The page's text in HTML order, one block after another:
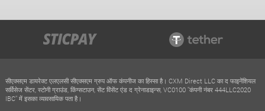
सीएक्सएम डायरेक्ट एलएलसी सीएक्सएम ग्रुप ऑफ कंपनीज का हिस्सा है। CXM Direct LLC का द फाइनेंशियल
सर्विसेज सेंटर, स्टोनी ग्राउंड, किंग्सटाउन, सेंट विंसेंट एंड द ग्रेनाडाइन्स, VC0100 "कंपनी नंबर 444LLC2020
IBC" में इसका व्यावसायिक पता है।